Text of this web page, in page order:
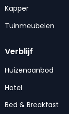
Kapper
Tuinmeubelen
Verblijf
Huizenaanbod
Hotel
Bed & Breakfast